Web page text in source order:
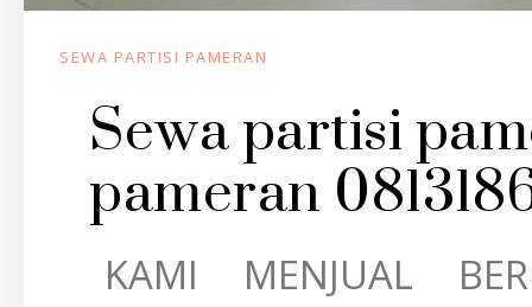
SEWA PARTISI PAMERAN
Sewa partisi
pameran
KAMI MENJUAL